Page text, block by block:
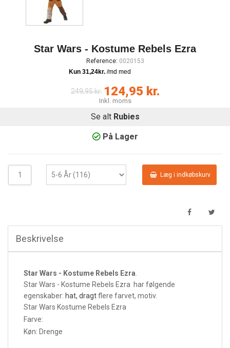
Star Wars - Kostume Rebels Ezra
Reference: 0020153
249,95 kr. 124,95 kr.
Inkl. moms
Se alt Rubies
På Lager
Læg i indkøbskurv
Beskrivelse
Star Wars - Kostume Rebels Ezra
Star Wars - Kostume Rebels Ezra har følgende
egenskaber: hat, dragtflere farvet, motiv.
Star Wars Kostume Rebels Ezra
Farve:
Køn: Drenge